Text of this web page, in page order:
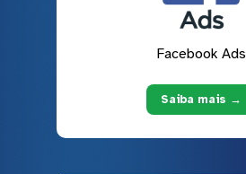
Facebook Ads
Saiba mais →